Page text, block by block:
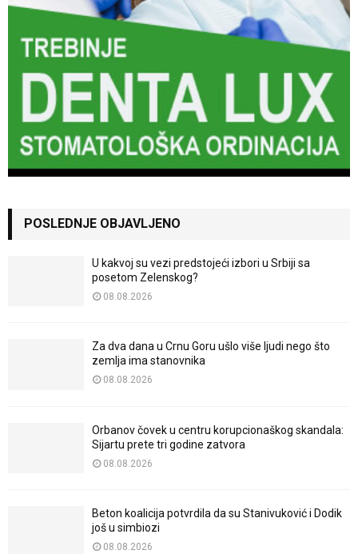
POSLEDNJE OBJAVLJENO
U kakvoj su vezi predstojeći izbori u Srbiji sa
posetom Zelenskog?
08.08.2026
Za dva dana u Crnu Goru ušlo više ljudi nego što
zemlja ima stanovnika
08.08.2026
Orbanov čovek u centru korupcionaškog skandala:
Sijartu prete tri godine zatvora
08.08.2026
Beton koalicija potvrdila da su Stanivuković i Dodik
još u simbiozi
08.08.2026